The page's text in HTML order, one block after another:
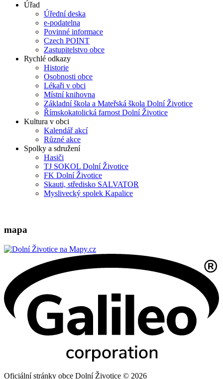
Úřad
Úřední deska
e-podatelna
Povinné informace
Czech POINT
Zastupitelstvo obce
Rychlé odkazy
Historie
Osobnosti obce
Lékaři v obci
Místní knihovna
Základní škola a Mateřská škola Dolní Životice
Římskokatolická farnost Dolní Životice
Kultura v obci
Kalendář akcí
Různé akce
Spolky a sdružení
Hasiči
TJ SOKOL Dolní Životice
FK Dolní Životice
Skauti, středisko SALVATOR
Myslivecký spolek Kapalice
mapa
Oficiální stránky obce Dolní Životice © 2026